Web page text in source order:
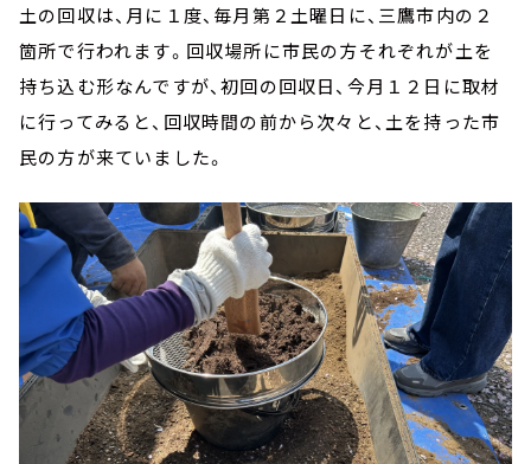
土の回収は、月に１度、毎月第２土曜日に、三鷹市内の２
箇所で行われます。回収場所に市民の方それぞれが土を
持ち込む形なんですが、初回の回収日、今月１２日に取材
に行ってみると、回収時間の前から次々と、土を持った市
民の方が来ていました。